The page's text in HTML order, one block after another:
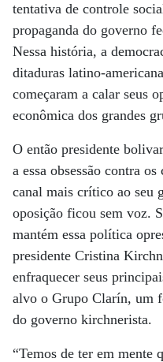
tentativa de controle
propaganda do governo
Nessa história, a
ditaduras latino-
começaram a calar seus
econômica dos grandes
O então presidente
a essa obsessão contra
canal mais crítico ao seu
oposição ficou sem voz.
mantém essa política
presidente Cristina
enfraquecer seus
alvo o Grupo Clarín, um
do governo kirchnerista.
“Temos de ter em mente